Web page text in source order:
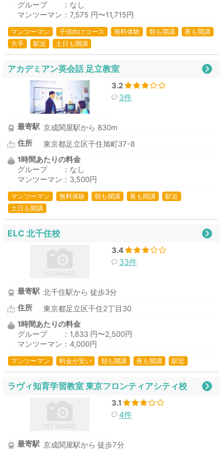
グループ ：なし
マンツーマン：7,575 円〜11,715円
マンツーマン 子供向けコース 無料体験 朝も開講
夜も開講
大手
駅近 土日も開講
アカデミアン英会話 足立教室
3.2
3件
最寄駅 京成関屋駅から 830m
住所
東京都足立区千住旭町37-8
1時間あたりの料金
グループ ：なし
マンツーマン：3,500円
マンツーマン 無料体験 朝も開講 夜も開講
駅近
土日も開講
ELC 北千住校
3.4
33件
最寄駅 北千住駅から 徒歩3分
住所
東京都足立区千住2丁目30
1時間あたりの料金
グループ ：1,833 円〜2,500円
マンツーマン：4,000円
マンツーマン 料金が安い 朝も開講 夜も開講 駅近
ラヴィ知育学習教室 東京フロンティアシティ校
3.1
4件
最寄駅 京成関屋駅から 徒歩7分